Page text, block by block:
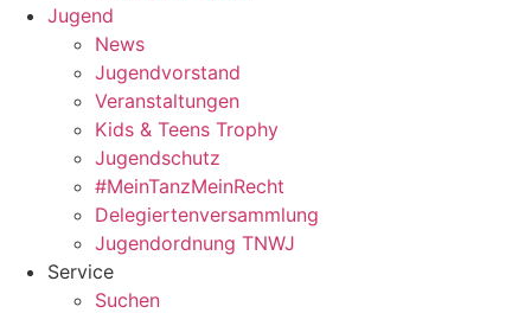
Jugend
News
Jugendvorstand
Veranstaltungen
Kids & Teens Trophy
Jugendschutz
#MeinTanzMeinRecht
Delegiertenversammlung
Jugendordnung TNWJ
Service
Suchen